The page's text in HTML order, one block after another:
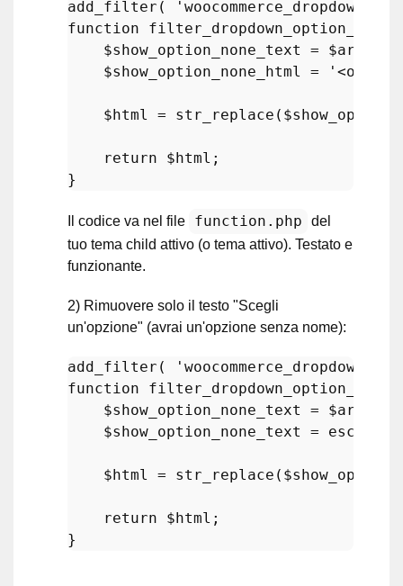
add_filter (
function
filter_dropdown_option_html
$show_option_none_text
= $args
$show_option_none_html
=
$html = str_replace (
return $html ;
Il codice va nel file function.php
del
tuo tema child attivo (o tema attivo). Testato e
funzionante.
2) Rimuovere solo il testo "Scegli
un'opzione" (avrai un'opzione senza nome):
add_filter (
function
filter_dropdown_option_html
$show_option_none_text
= $args
$show_option_none_text
= esc_html
$html = str_replace (
return $html ;